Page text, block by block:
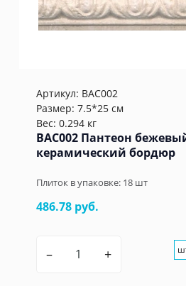
Артикул: BAC002
Размер: 7.5*25 см
Вес: 0.294 кг
BAC002 Пантеон
керамический бордюр
Плиток в упаковке: 18 шт
486.78 руб.
– +